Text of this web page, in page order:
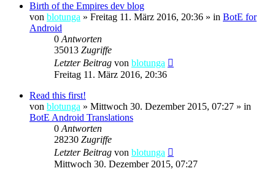
Birth of the Empires dev blog
von blotunga » Freitag 11. März 2016, 20:36 » in BotE for
Android
0 Antworten
35013 Zugriffe
Letzter Beitrag von blotunga
Freitag 11. März 2016, 20:36
Read this first!
von blotunga » Mittwoch 30. Dezember 2015, 07:27 » in
BotE Android Translations
0 Antworten
28230 Zugriffe
Letzter Beitrag von blotunga
Mittwoch 30. Dezember 2015, 07:27